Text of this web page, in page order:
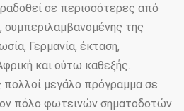
GB9286-880
≥2H
σε περισσότερες από
της
Γερμανία, έκταση,
και ούτω καθεξής.
πολλοί μεγάλο πρόγραμμα σε
πόλο φωτεινών σηματοδοτών